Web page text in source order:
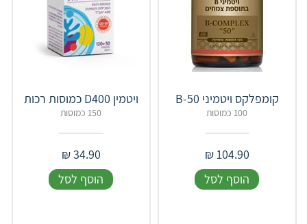
קומפלקס ויטמיני B-50
100 כמוסות
104.90
₪
הוסף לסל
ויטמין D400 כמוסות רכות
150 כמוסות
34.90
₪
הוסף לסל